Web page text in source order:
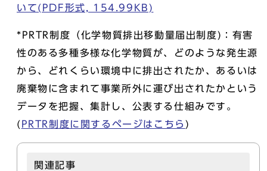
いて(PDF形式, 154.99KB)
*PRTR制度（化学物質排出移動量届出制度)：有害
性のある多種多様な化学物質が、どのような発生源
から、どれくらい環境中に排出されたか、あるいは
廃棄物に含まれて事業所外に運び出されたかという
データを把握、集計し、公表する仕組みです。
( PRTR制度に関するページはこちら )
関連記事